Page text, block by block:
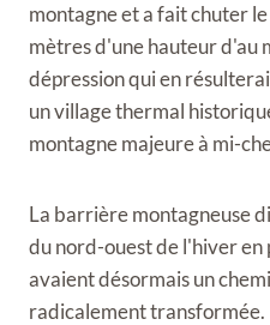
montagne et a fait chuter
mètres d'une hauteur d'au
dépression qui en
un village thermal
montagne majeure à mi-
La barrière montagneuse
du nord-ouest de l'hiver en
avaient désormais un
radicalement transformée.